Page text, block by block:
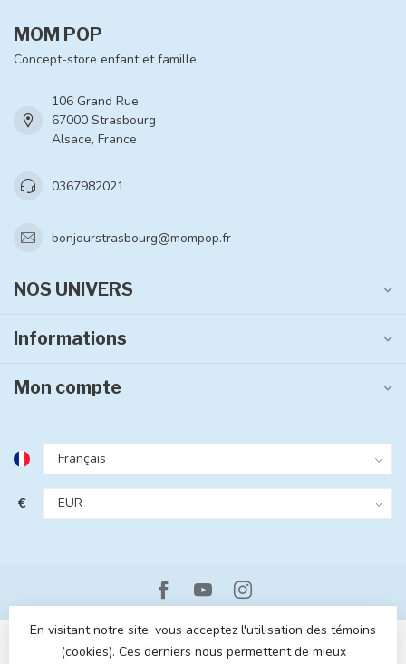
MOM POP
Concept-store enfant et famille
106 Grand Rue
67000 Strasbourg
Alsace, France
0367982021
bonjourstrasbourg@mompop.fr
NOS UNIVERS
Informations
Mon compte
€
En visitant notre site, vous acceptez l'utilisation des témoins
(cookies). Ces derniers nous permettent de mieux